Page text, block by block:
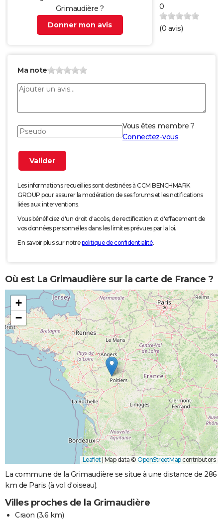
Grimaudière ?
Donner mon avis
0
(0 avis)
Ma note
Vous êtes membre ?
Connectez-vous
Les informations recueillies sont destinées à CCM BENCHMARK
GROUP pour assurer la modération de ses forums et les notifications
liées aux interventions.
Vous bénéficiez d'un droit d'accès, de rectification et d'effacement de
vos données personnelles dans les limites prévues par la loi.
En savoir plus sur notrepolitique de confidentialité.
Où est La Grimaudière sur la carte de France ?
+
−
Leaflet Map data © OpenStreetMapcontributors
La commune de la Grimaudière se situe à une distance de 286
km de Paris (à vol d'oiseau).
Villes proches de la Grimaudière
Craon (3.6 km)